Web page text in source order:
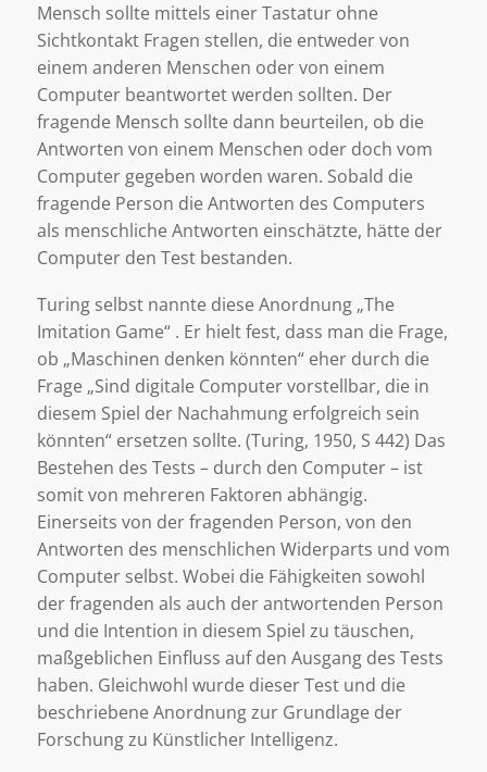
Mensch sollte mittels einer Tastatur ohne
Sichtkontakt Fragen stellen, die entweder von
einem anderen Menschen oder von einem
Computer beantwortet werden sollten. Der
fragende Mensch sollte dann beurteilen, ob die
Antworten von einem Menschen oder doch vom
Computer gegeben worden waren. Sobald die
fragende Person die Antworten des Computers
als menschliche Antworten einschätzte, hätte der
Computer den Test bestanden.
Turing selbst nannte diese Anordnung „The
Imitation Game“ . Er hielt fest, dass man die Frage,
ob „Maschinen denken könnten“ eher durch die
Frage „Sind digitale Computer vorstellbar, die in
diesem Spiel der Nachahmung erfolgreich sein
könnten“ ersetzen sollte. (Turing, 1950, S 442) Das
Bestehen des Tests – durch den Computer – ist
somit von mehreren Faktoren abhängig.
Einerseits von der fragenden Person, von den
Antworten des menschlichen Widerparts und vom
Computer selbst. Wobei die Fähigkeiten sowohl
der fragenden als auch der antwortenden Person
und die Intention in diesem Spiel zu täuschen,
maßgeblichen Einfluss auf den Ausgang des Tests
haben. Gleichwohl wurde dieser Test und die
beschriebene Anordnung zur Grundlage der
Forschung zu Künstlicher Intelligenz.